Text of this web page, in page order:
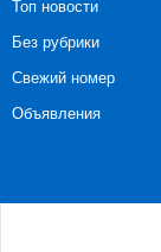
Топ новости
Без рубрики
Свежий номер
Объявления